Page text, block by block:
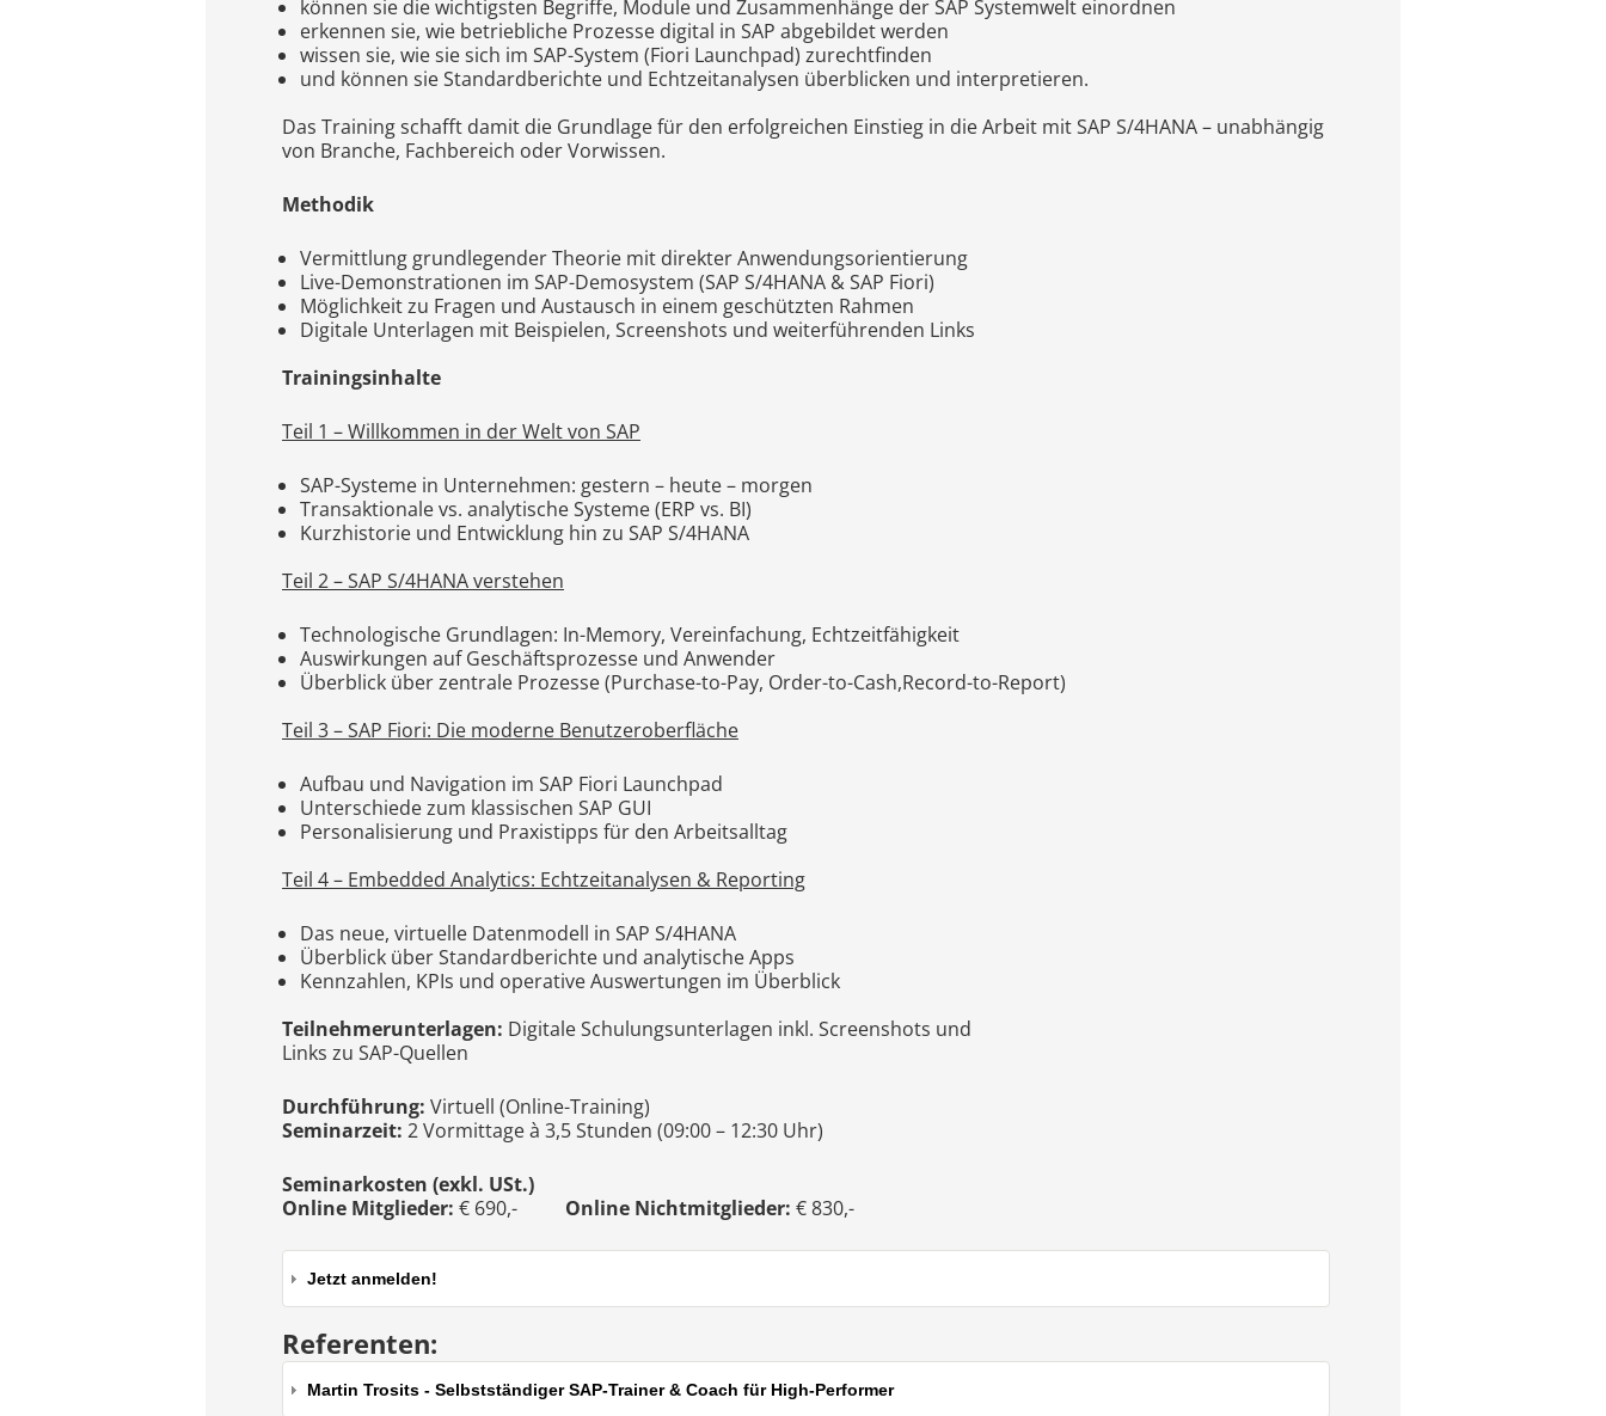
können sie die wichtigsten Begriffe, Module und Zusammenhänge der SAP Systemwelt einordnen
erkennen sie, wie betriebliche Prozesse digital in SAP abgebildet werden
wissen sie, wie sie sich im SAP-System (Fiori Launchpad) zurechtfinden
und können sie Standardberichte und Echtzeitanalysen überblicken und interpretieren.
Das Training schafft damit die Grundlage für den erfolgreichen Einstieg in die Arbeit mit SAP S/4HANA – unabhängig
von Branche, Fachbereich oder Vorwissen.
Methodik
Vermittlung grundlegender Theorie mit direkter Anwendungsorientierung
Live-Demonstrationen im SAP-Demosystem (SAP S/4HANA & SAP Fiori)
Möglichkeit zu Fragen und Austausch in einem geschützten Rahmen
Digitale Unterlagen mit Beispielen, Screenshots und weiterführenden Links
Trainingsinhalte
Teil 1 – Willkommen in der Welt von SAP
SAP-Systeme in Unternehmen: gestern – heute – morgen
Transaktionale vs. analytische Systeme (ERP vs. BI)
Kurzhistorie und Entwicklung hin zu SAP S/4HANA
Teil 2 – SAP S/4HANA verstehen
Technologische Grundlagen: In-Memory, Vereinfachung, Echtzeitfähigkeit
Auswirkungen auf Geschäftsprozesse und Anwender
Überblick über zentrale Prozesse (Purchase-to-Pay, Order-to-Cash,Record-to-Report)
Teil 3 – SAP Fiori: Die moderne Benutzeroberfläche
Aufbau und Navigation im SAP Fiori Launchpad
Unterschiede zum klassischen SAP GUI
Personalisierung und Praxistipps für den Arbeitsalltag
Teil 4 – Embedded Analytics: Echtzeitanalysen & Reporting
Das neue, virtuelle Datenmodell in SAP S/4HANA
Überblick über Standardberichte und analytische Apps
Kennzahlen, KPIs und operative Auswertungen im Überblick
Teilnehmerunterlagen: Digitale Schulungsunterlagen inkl. Screenshots und
Links zu SAP-Quellen
Durchführung: Virtuell (Online-Training)
Seminarzeit: 2 Vormittage à 3,5 Stunden (09:00 – 12:30 Uhr)
Seminarkosten (exkl. USt.)
Online Mitglieder: € 690,- Online Nichtmitglieder: € 830,-
Jetzt anmelden!
Referenten:
Martin Trosits - Selbstständiger SAP-Trainer & Coach für High-Performer